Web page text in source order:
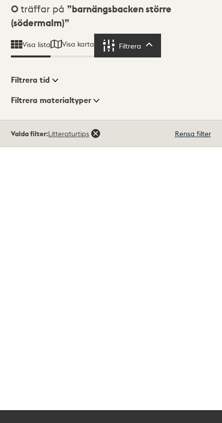
Sökresultat
0 träffar på
barnängsbacken större
(södermalm)
Visa lista Visa karta Filtrera
Visningsläge
Filtrera tid
Filtrera materialtyper
träffar
Valda filter:Litteraturtips Rensa filter